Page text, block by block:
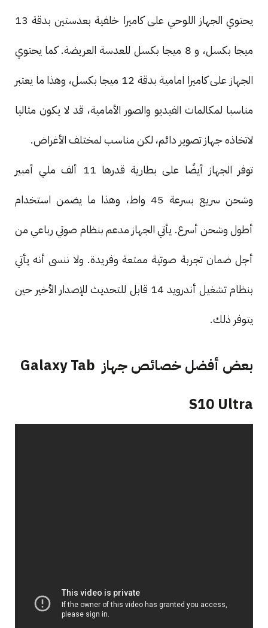
يحتوي الجهاز اللوحي على كاميرا خلفية بعدستين بدقة 13
ميجا بكسل، و 8 ميجا بكسل للعدسة العريضة. كما يحتوي
الجهاز على كاميرا امامية بدقة 12 ميجا بكسل، وهذا ما يعتبر
مناسبا لمكالمات الفيديو والصور الأمامية، قد لا يكون مثاليا
لاتخاذه جهاز تصوير دائم، لكن مناسب لمختلف الأغراض.
توفر الجهاز أيضًا على بطارية قدرها 11 ألف ملي أمبير
وشحن سريع بسرعة 45 واط، وهذا ما يضمن استخدام
أطول وشحن أسرع. يأتي الجهاز مدعم بنظام صوتي رباعي من
أجل ضمان تجربة صوتية ممتعة وفريدة. ولا ننسى أنه يأتي
بنظام تشغيل أندرويد 14 قابل للتحديث للإصدار الأخير حين
يتوفر ذلك.
بعض أفضل خصائص جهاز Galaxy Tab
S10 Ultra